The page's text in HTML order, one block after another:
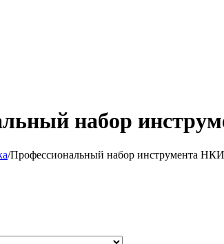
набор
/Профессиональный набор инструмента